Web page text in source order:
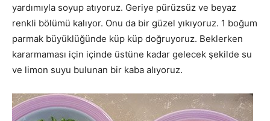
yardımıyla soyup atıyoruz. Geriye pürüzsüz ve beyaz
renkli bölümü kalıyor. Onu da bir güzel yıkıyoruz. 1 boğum
parmak büyüklüğünde küp küp doğruyoruz. Beklerken
kararmaması için içinde üstüne kadar gelecek şekilde su
ve limon suyu bulunan bir kaba alıyoruz.